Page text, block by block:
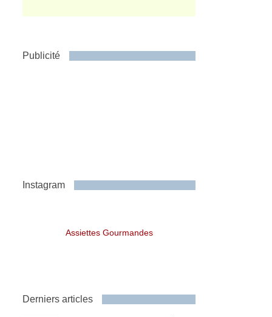
Publicité
Instagram
Assiettes Gourmandes
Derniers articles